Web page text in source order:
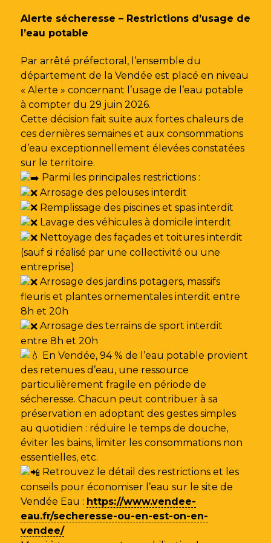
Alerte sécheresse – Restrictions d’usage de
l’eau potable
Par arrêté préfectoral, l’ensemble du
département de la Vendée est placé en niveau
« Alerte » concernant l’usage de l’eau potable
à compter du 29 juin 2026.
Cette décision fait suite aux fortes chaleurs de
ces dernières semaines et aux consommations
d’eau exceptionnellement élevées constatées
sur le territoire.
Parmi les principales restrictions :
Arrosage des pelouses interdit
Remplissage des piscines et spas interdit
Lavage des véhicules à domicile interdit
Nettoyage des façades et toitures interdit
(sauf si réalisé par une collectivité ou une
entreprise)
Arrosage des jardins potagers, massifs
fleuris et plantes ornementales interdit entre
8h et 20h
Arrosage des terrains de sport interdit
entre 8h et 20h
En Vendée, 94 % de l’eau potable provient
des retenues d’eau, une ressource
particulièrement fragile en période de
sécheresse. Chacun peut contribuer à sa
préservation en adoptant des gestes simples
au quotidien : réduire le temps de douche,
éviter les bains, limiter les consommations non
essentielles, etc.
Retrouvez le détail des restrictions et les
conseils pour économiser l’eau sur le site de
Vendée Eau : https://www.vendee-
eau.fr/secheresse-ou-en-est-on-en-
vendee/